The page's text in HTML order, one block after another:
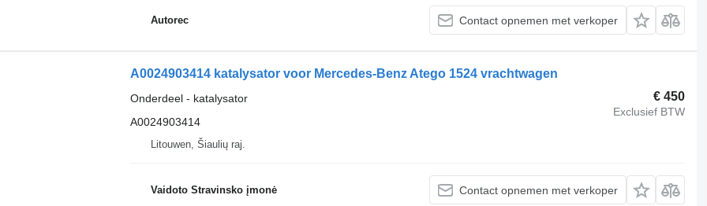
Autorec Contact opnemen met verkoper
A0024903414 katalysator voor Mercedes-Benz Atego 1524 vrachtwagen
€ 450
Exclusief BTW
Onderdeel - katalysator
A0024903414
Litouwen, Šiaulių raj.
Vaidoto Stravinsko įmonė Contact opnemen met verkoper